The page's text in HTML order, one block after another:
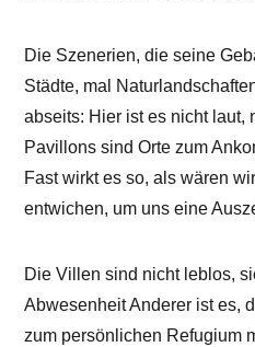
Die Szenerien, die seine
Städte, mal
abseits: Hier ist es nicht laut,
Pavillons sind Orte zum
Fast wirkt es so, als wären
entwichen, um uns eine
Die Villen sind nicht leblos,
Abwesenheit Anderer ist es,
zum persönlichen Refugium